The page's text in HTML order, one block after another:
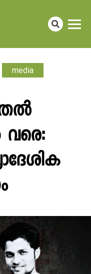
media
വരെ: